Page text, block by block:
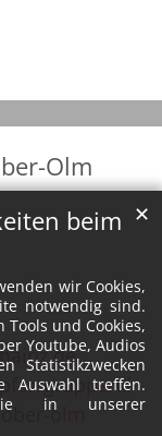
beim
wir Cookies,
notwendig sind.
und Cookies,
Youtube, Audios
Statistikzwecken
Auswahl treffen.
in unserer
✕
Olm
kl
olm